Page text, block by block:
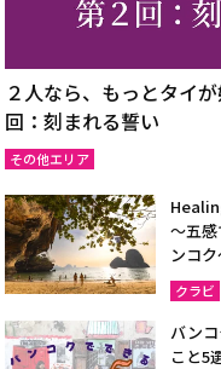
２人なら、もっとタイ
回：刻まれる誓い
その他エリア
～五
ンコ
クラビ
バン
こと5